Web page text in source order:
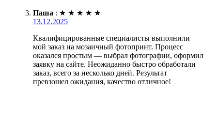
Паша : ★ ★ ★ ★ ★
13.12.2025
Квалифицированные специалисты выполнили
мой заказ на мозаичный фотопринт. Процесс
оказался простым — выбрал фотографии, оформил
заявку на сайте. Неожиданно быстро обработали
заказ, всего за несколько дней. Результат
превзошел ожидания, качество отличное!